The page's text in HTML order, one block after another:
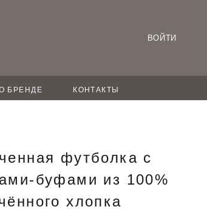
ВОЙТИ
БРЕНДЕ КОНТАКТЫ
футболка с
буфами из 100%
хлопка